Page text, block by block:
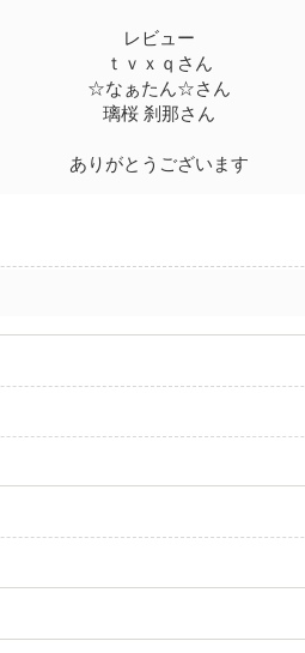
レビュー
ｔｖｘｑさん
☆なぁたん☆さん
璃桜 刹那さん
ありがとうございます